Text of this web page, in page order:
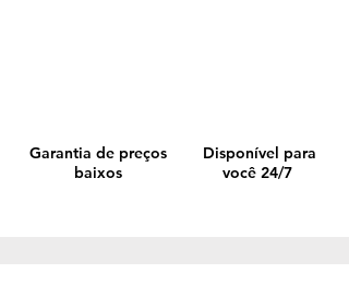
Garantia de preços
baixos
Disponível para
você 24/7